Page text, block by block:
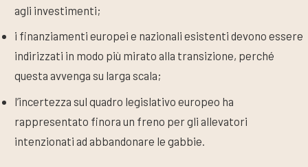
agli investimenti;
i finanziamenti europei e nazionali esistenti devono essere
indirizzati in modo più mirato alla transizione, perché
questa avvenga su larga scala;
l’incertezza sul quadro legislativo europeo ha
rappresentato finora un freno per gli allevatori
intenzionati ad abbandonare le gabbie.